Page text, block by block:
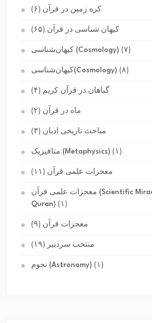
کره زمین در قرآن (۶)
کیهان شناسی در قرآن (۶۵)
کیهان‌شناسی (Cosmology) (۷)
کیهان‌شناسی(Cosmology) (۸)
گیاهان در قرآن کریم (۴)
ماه در قرآن (۲)
مباحث تاریخی ادیان (۳)
متافیزیک (Metaphysics) (۱)
معجزات علمی قرآن (۱۱)
معجزات علمی قرآن (Scientific Miracles of the
Quran) (۱)
معجزات قرآن (۹)
منتخب سردبیر (۱۹)
نجوم (Astronomy) (۱)